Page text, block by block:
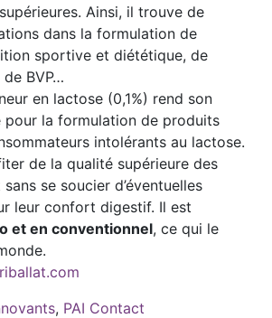
Ainsi, il trouve de
dans la formulation de
sportive et diététique, de
BVP…
en lactose (0,1%) rend son
pour la formulation de produits
intolérants au lactose.
de la qualité supérieure des
se soucier d’éventuelles
leur confort digestif. Il est
et en conventionnel, ce qui le
, PAI Contact